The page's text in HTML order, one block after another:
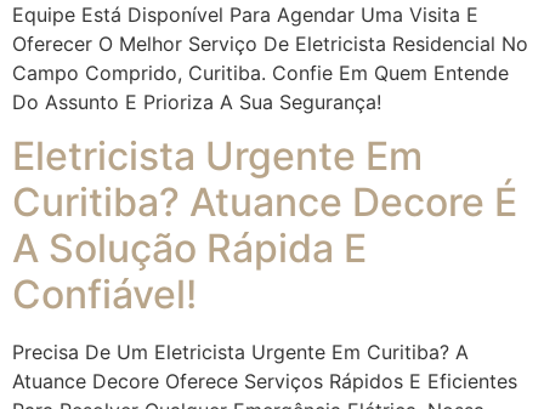
Equipe Está Disponível Para Agendar Uma Visita E
Oferecer O Melhor Serviço De Eletricista Residencial No
Campo Comprido, Curitiba. Confie Em Quem Entende
Do Assunto E Prioriza A Sua Segurança!
Eletricista Urgente Em
Curitiba? Atuance Decore É
A Solução Rápida E
Confiável!
Precisa De Um Eletricista Urgente Em Curitiba? A
Atuance Decore Oferece Serviços Rápidos E Eficientes